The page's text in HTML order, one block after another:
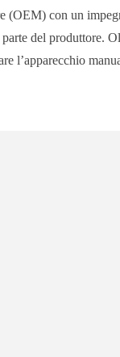
(OEM) con un
del produttore.
l’apparecchio